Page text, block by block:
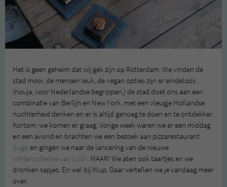
Het is geen geheim dat wij gek zijn op Rotterdam. We vinden de
stad mooi, de mensen leuk, de vegan opties zijn er eindeloos
(nouja, voor Nederlandse begrippen,) de stad doet ons aan een
combinatie van Berlijn en New York, met een vleugje Hollandse
nuchterheid denken en er is altijd genoeg te doen en te ontdekker.
Kortom: we komen er graag. Vorige week waren we er een middag
en een avond en brachten we een bezoek aan pizzarestaurant
Sugo en gingen we naar de lancering van de nieuwe
wintercollectie van Lush. MAAR! We aten ook taartjes en we
dronken sapjes. En wel bij Klup. Daar vertellen we je vandaag meer
over.